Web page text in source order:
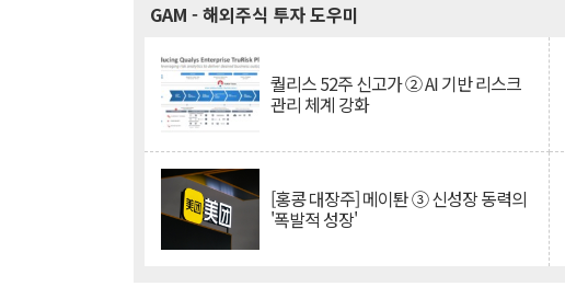
GAM - 해외주식 투자 도우미
퀄리스 52주 신고가 ② AI 기반 리스크
관리 체계 강화
[홍콩 대장주] 메이퇀 ③ 신성장 동력의
'폭발적 성장'